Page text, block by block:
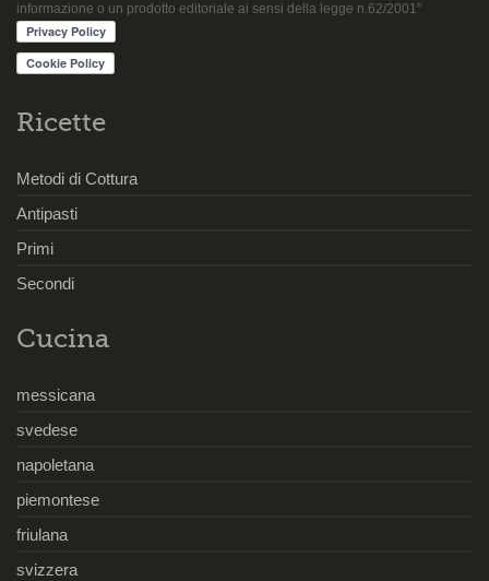
informazione o un prodotto editoriale ai sensi della legge n.62/2001”
Ricette
Metodi di Cottura
Antipasti
Primi
Secondi
Cucina
messicana
svedese
napoletana
piemontese
friulana
svizzera